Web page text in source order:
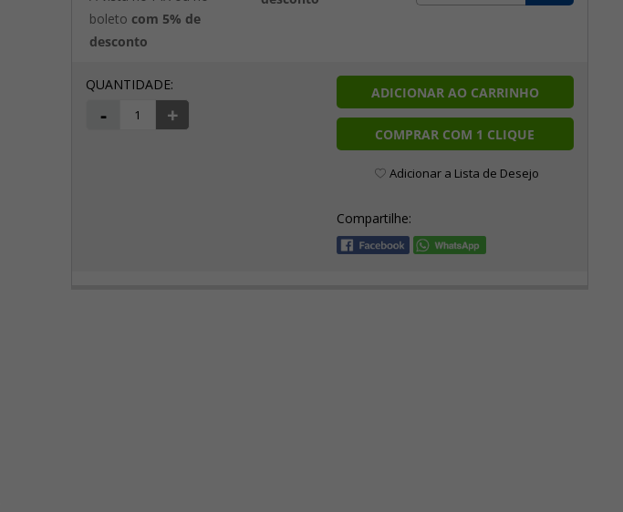
boleto com 5% de
desconto
- +
ADICIONAR AO CARRINHO
COMPRAR COM 1 CLIQUE
Adicionar a Lista de Desejo
Compartilhe: